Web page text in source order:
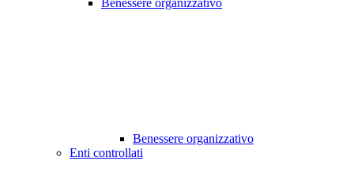
Benessere organizzativo
Benessere organizzativo
Enti controllati